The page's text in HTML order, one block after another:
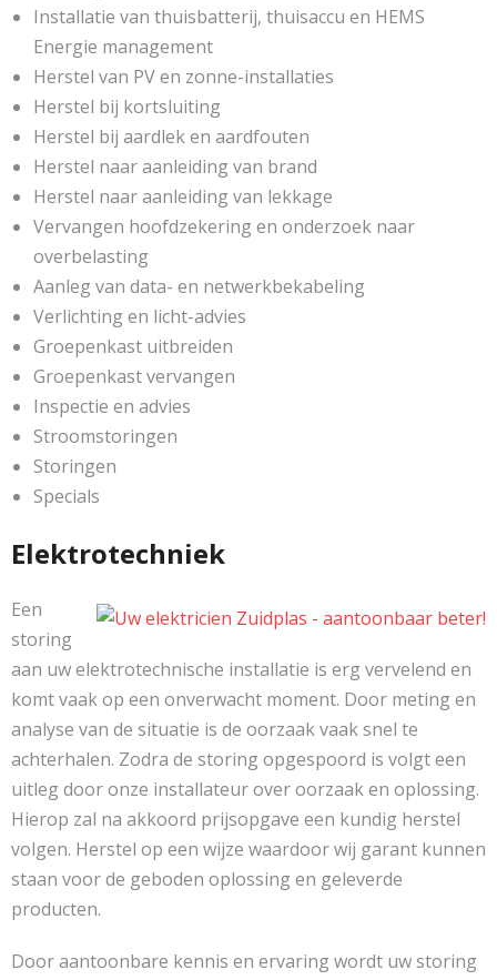
Installatie van thuisbatterij, thuisaccu en HEMS
Energie management
Herstel van PV en zonne-installaties
Herstel bij kortsluiting
Herstel bij aardlek en aardfouten
Herstel naar aanleiding van brand
Herstel naar aanleiding van lekkage
Vervangen hoofdzekering en onderzoek naar
overbelasting
Aanleg van data- en netwerkbekabeling
Verlichting en licht-advies
Groepenkast uitbreiden
Groepenkast vervangen
Inspectie en advies
Stroomstoringen
Storingen
Specials
Elektrotechniek
Een
storing
aan uw elektrotechnische installatie is erg vervelend en
komt vaak op een onverwacht moment. Door meting en
analyse van de situatie is de oorzaak vaak snel te
achterhalen. Zodra de storing opgespoord is volgt een
uitleg door onze installateur over oorzaak en oplossing.
Hierop zal na akkoord prijsopgave een kundig herstel
volgen. Herstel op een wijze waardoor wij garant kunnen
staan voor de geboden oplossing en geleverde
producten.
Door aantoonbare kennis en ervaring wordt uw storing